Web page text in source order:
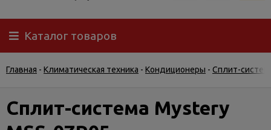
Самовывоз
Гарантия
возврат
Каталог товаров
Главная - Климатическая техника - Кондиционеры - Сплит-
Сплит-система Mystery